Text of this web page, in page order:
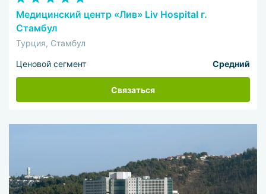
Медицинский центр «Лив» Liv Hospital г.
Стамбул
Турция, Стамбул
Ценовой сегмент Средний
Связаться